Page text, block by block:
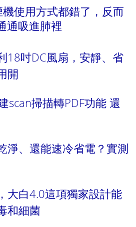
使用方式都錯了，反而
通吸進肺裡
18吋DC風扇，安靜、省
開
scan掃描轉PDF功能 還
淨、還能速冷省電？實測
大白4.0這項獨家設計能
和細菌